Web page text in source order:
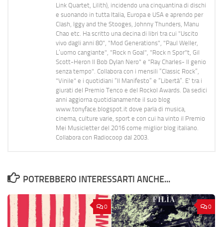
Link Quartet, Lilith), incidendo una cinquantina di dischi
e suonando in tutta Italia, Europa e USA e aprendo per
Clash, Iggy and the Stooges, Johnny Thunders, Manu
Chao etc. Ha scritto una decina di libri tra cui "Uscito
vivo dagli anni 80", "Mod Generations", "Paul Weller,
L’uomo cangiante", "Rock n Goal", "Rock n Spor"t, Gil
Scott-Heron Il Bob Dylan Nero" e "Ray Charles- Il genio
senza tempo". Collabora con i mensili “Classic Rock”,
"Vinile" e i quotidiani “Il Manifesto” e “Libertà”. E' tra i
giurati del Premio Tenco e del Rockol Awards. Da sedici
anni aggiorna quotidianamente il suo blog
www.tonyface.blogspot.it dove parla di musica,
cinema, culture varie, sport e con cui ha vinto il Premio
Mei Musicletter del 2016 come miglior blog italiano.
Collabora con Radiocoop dal 2003.
POTREBBERO INTERESSARTI ANCHE...
0 0